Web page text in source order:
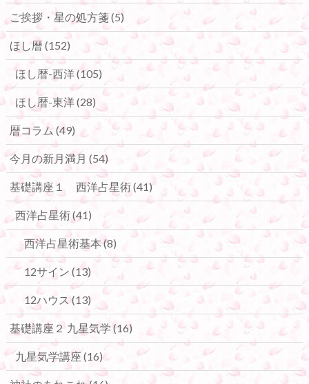
ご挨拶・星の処方箋(5)
ほし暦(152)
ほし暦-西洋(105)
ほし暦-東洋(28)
暦コラム (49)
今月の新月満月 (54)
基礎講座１ 西洋占星術(41)
西洋占星術(41)
西洋占星術基本(8)
12サイン (13)
12ハウス(13)
基礎講座２ 九星気学 (16)
九星気学講座 (16)